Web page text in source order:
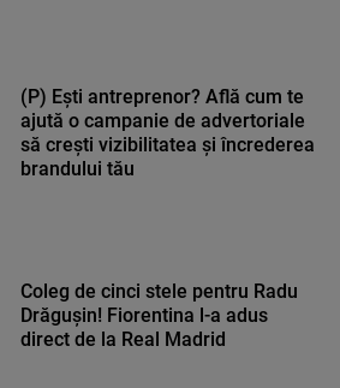
(P) Ești antreprenor? Află cum te
ajută o campanie de advertoriale
să crești vizibilitatea și încrederea
brandului tău
Coleg de cinci stele pentru Radu
Drăgușin! Fiorentina l-a adus
direct de la Real Madrid